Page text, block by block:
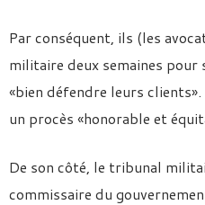
Par conséquent, ils (les
militaire deux semaines
«bien défendre leurs
un procès «honorable et
De son côté, le tribunal
commissaire du